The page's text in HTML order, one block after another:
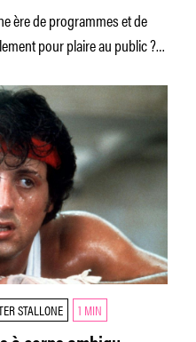
ère de programmes et de
pour plaire au public ?
STALLONE 1 MIN